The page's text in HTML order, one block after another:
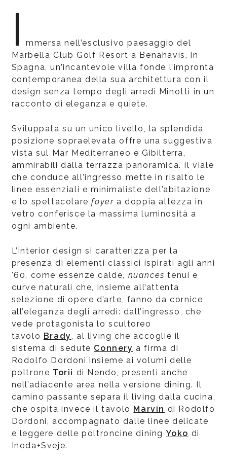
I
mmersa nell’esclusivo paesaggio del
Marbella Club Golf Resort a Benahavís, in
Spagna, un’incantevole villa fonde l’impronta
contemporanea della sua architettura con il
design senza tempo degli arredi Minotti in un
racconto di eleganza e quiete.
Sviluppata su un unico livello, la splendida
posizione sopraelevata offre una suggestiva
vista sul Mar Mediterraneo e Gibilterra,
ammirabili dalla terrazza panoramica. Il viale
che conduce all’ingresso mette in risalto le
linee essenziali e minimaliste dell’abitazione
e lo spettacolarefoyer a doppia altezza in
vetro conferisce la massima luminosità a
ogni ambiente.
L’interior design si caratterizza per la
presenza di elementi classici ispirati agli anni
'60, come essenze calde, nuances tenui e
curve naturali che, insieme all’attenta
selezione di opere d’arte, fanno da cornice
all’eleganza degli arredi: dall’ingresso, che
vede protagonista lo scultoreo
tavolo Brady, al living che accoglie il
sistema di sedute Connery a firma di
Rodolfo Dordoni insieme ai volumi delle
poltrone Torii di Nendo, presenti anche
nell’adiacente area nella versione dining. Il
camino passante separa il living dalla cucina,
che ospita invece il tavolo Marvin di Rodolfo
Dordoni, accompagnato dalle linee delicate
e leggere delle poltroncine dining Yoko di
Inoda+Sveje.